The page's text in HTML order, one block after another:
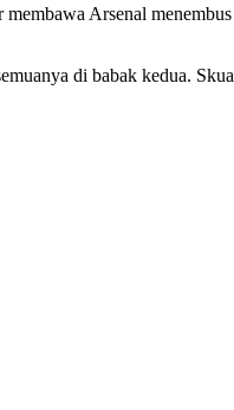
Arsenal
di babak kedua.